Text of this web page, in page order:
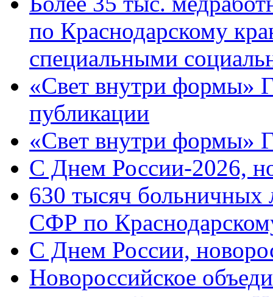
по Краснодарскому
специальными
«Свет внутри формы»
публикации
«Свет внутри формы»
C Днем России-2026,
630 тысяч больничных
СФР по
C Днем России,
Новороссийское